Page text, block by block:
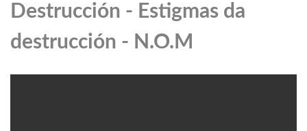
Destrucción - Estigmas da
destrucción - N.O.M